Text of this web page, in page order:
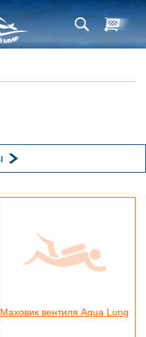
Маховик вентиля Aqua Lung